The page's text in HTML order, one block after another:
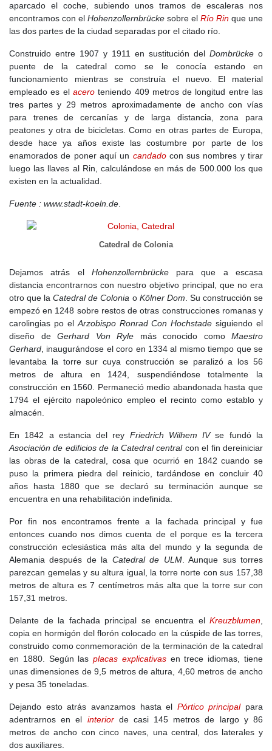
aparcado el coche, subiendo unos tramos de escaleras nos
encontramos con el Hohenzollernbrücke sobre el Río Rin que une
las dos partes de la ciudad separadas por el citado río.
Construido entre 1907 y 1911 en sustitución del Dombrücke o
puente de la catedral como se le conocía estando en
funcionamiento mientras se construía el nuevo. El material
empleado es el aceroteniendo 409 metros de longitud entre las
tres partes y 29 metros aproximadamente de ancho con vías
para trenes de cercanías y de larga distancia, zona para
peatones y otra de bicicletas. Como en otras partes de Europa,
desde hace ya años existe las costumbre por parte de los
enamorados de poner aquí un candadocon sus nombres y tirar
luego las llaves al Rin, calculándose en más de 500.000 los que
existen en la actualidad.
Fuente : www.stadt-koeln.de.
Catedral de Colonia
Dejamos atrás el Hohenzollernbrückepara que a escasa
distancia encontrarnos con nuestro objetivo principal, que no era
otro que laCatedral de Colonia o Kölner Dom. Su construcción se
empezó en 1248 sobre restos de otras construcciones romanas y
carolingias po elArzobispo Ronrad Con Hochstade siguiendo el
diseño de Gerhard Von Ryle más conocido como Maestro
Gerhard, inaugurándose el coro en 1334 al mismo tiempo que se
levantaba la torre sur cuya construcción se paralizó a los 56
metros de altura en 1424, suspendiéndose totalmente la
construcción en 1560. Permaneció medio abandonada hasta que
1794 el ejército napoleónico empleo el recinto como establo y
almacén.
En 1842 a estancia del rey Friedrich Wilhem IVse fundó la
Asociación de edificios de la Catedral centralcon el fin dereiniciar
las obras de la catedral, cosa que ocurrió en 1842 cuando se
puso la primera piedra del reinicio, tardándose en concluir 40
años hasta 1880 que se declaró su terminación aunque se
encuentra en una rehabilitación indefinida.
Por fin nos encontramos frente a la fachada principal y fue
entonces cuando nos dimos cuenta de el porque es la tercera
construcción eclesiástica más alta del mundo y la segunda de
Alemania después de la Catedral de ULM. Aunque sus torres
parezcan gemelas y su altura igual, la torre norte con sus 157,38
metros de altura es 7 centímetros más alta que la torre sur con
157,31 metros.
Delante de la fachada principal se encuentra el Kreuzblumen,
copia en hormigón del florón colocado en la cúspide de las torres,
construido como conmemoración de la terminación de la catedral
en 1880. Según lasplacas explicativasen trece idiomas, tiene
unas dimensiones de 9,5 metros de altura, 4,60 metros de ancho
y pesa 35 toneladas.
Dejando esto atrás avanzamos hasta el Pórtico principalpara
adentrarnos en el interiorde casi 145 metros de largo y 86
metros de ancho con cinco naves, una central, dos laterales y
dos auxiliares.